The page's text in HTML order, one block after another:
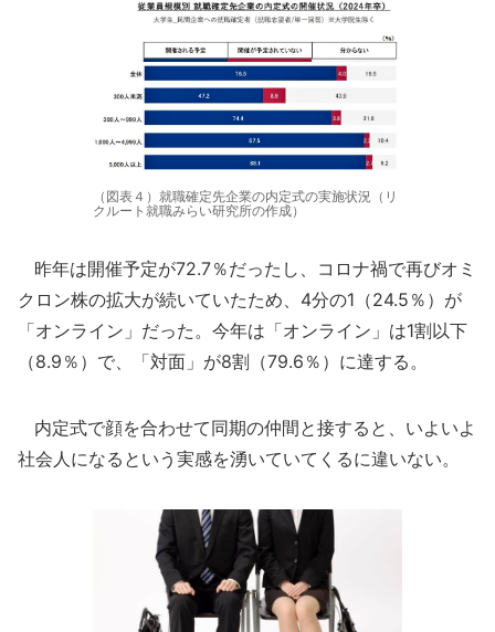
（図表４）就職確定先企業の内定式の実施状況（リ
クルート就職みらい研究所の作成）
昨年は開催予定が72.7％だったし、コロナ禍で再びオミ
クロン株の拡大が続いていたため、4分の1（24.5％）が
「オンライン」だった。今年は「オンライン」は1割以下
（8.9％）で、「対面」が8割（79.6％）に達する。
内定式で顔を合わせて同期の仲間と接すると、いよいよ
社会人になるという実感を湧いていてくるに違いない。